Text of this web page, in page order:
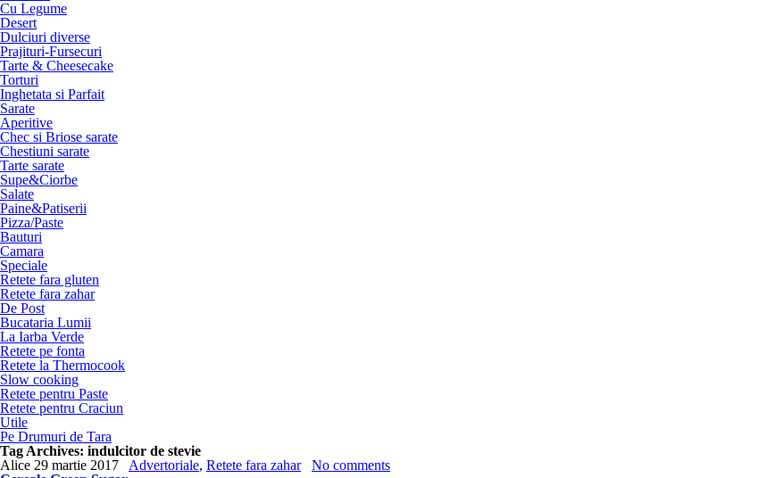
Cu Legume
Desert
Dulciuri diverse
Prajituri-Fursecuri
Tarte & Cheesecake
Torturi
Inghetata si Parfait
Sarate
Aperitive
Chec si Briose sarate
Chestiuni sarate
Tarte sarate
Supe&Ciorbe
Salate
Paine&Patiserii
Pizza/Paste
Bauturi
Camara
Speciale
Retete fara gluten
Retete fara zahar
De Post
Bucataria Lumii
La Iarba Verde
Retete pe fonta
Retete la Thermocook
Slow cooking
Retete pentru Paste
Retete pentru Craciun
Utile
Pe Drumuri de Tara
Tag Archives: indulcitor de stevie
Alice 29 martie 2017 Advertoriale, Retete fara zahar
No comments